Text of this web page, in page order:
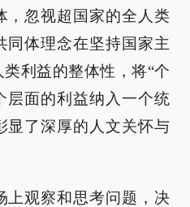
，忽视超国家的全人类
同体理念在坚持国家主
利益的整体性，将“个
面的利益纳入一个统
显了深厚的人文关怀与
上观察和思考问题，决